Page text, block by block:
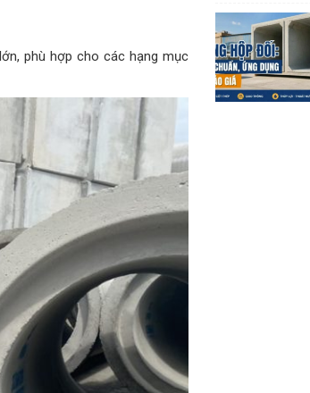
phù hợp cho các hạng mục